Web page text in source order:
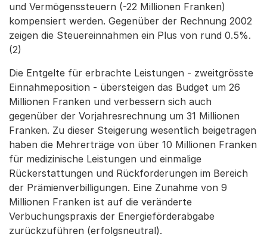
und Vermögenssteuern (-22 Millionen Franken)
kompensiert werden. Gegenüber der Rechnung 2002
zeigen die Steuereinnahmen ein Plus von rund 0.5%.
(2)
Die Entgelte für erbrachte Leistungen - zweitgrösste
Einnahmeposition - übersteigen das Budget um 26
Millionen Franken und verbessern sich auch
gegenüber der Vorjahresrechnung um 31 Millionen
Franken. Zu dieser Steigerung wesentlich beigetragen
haben die Mehrerträge von über 10 Millionen Franken
für medizinische Leistungen und einmalige
Rückerstattungen und Rückforderungen im Bereich
der Prämienverbilligungen. Eine Zunahme von 9
Millionen Franken ist auf die veränderte
Verbuchungspraxis der Energieförderabgabe
zurückzuführen (erfolgsneutral).